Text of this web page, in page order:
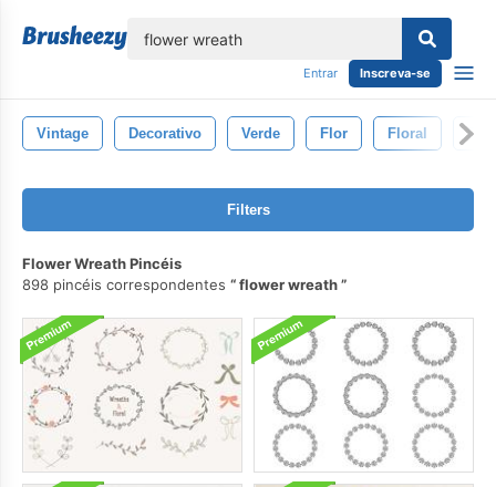
Entrar Inscreva-se
Vintage Decorativo Verde Flor Floral
Filters
Flower Wreath Pincéis
898 pincéis correspondentes
flower wreath